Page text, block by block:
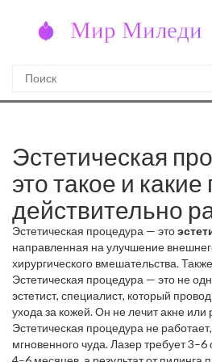
Эстетическая
это такое и
действительно
Эстетическая процедура — это
направленная на улучшение
хирургического вмешательства.
косметологическая коррекция, она
пигментацию, дряблость и
под нож. Это не массаж или
целенаправленные, научно
влияют на глубокие слои кожи и дают
Эстетическая процедура — это не
эстетист, специалист, который
ухода за кожей. Он не лечит акне или
нужен врач-дерматолог. Эстетист
тусклостью, мимическими
Эстетическая процедура не
мгновенного чуда. Лазер требует 3–6